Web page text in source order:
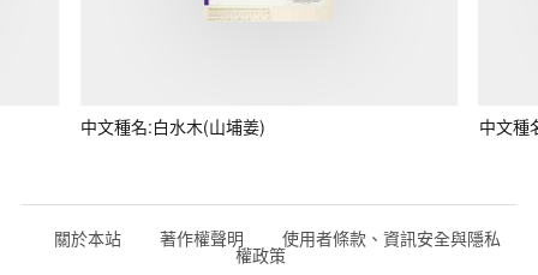
中文種名:白水木(山埔姜) 中文種
關於本站 著作權聲明 使用者條款、資訊安全與隱私
權政策